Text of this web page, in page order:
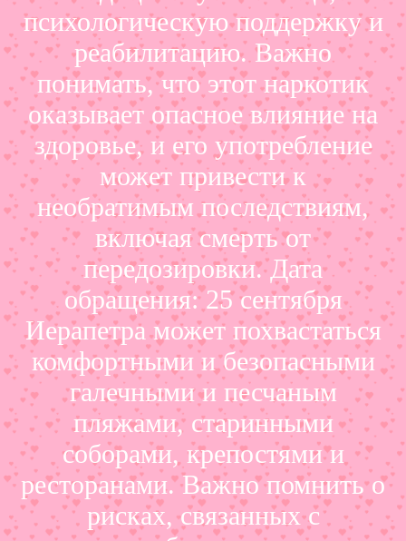
психологическую поддержку и
реабилитацию. Важно
понимать, что этот наркотик
оказывает опасное влияние на
здоровье, и его употребление
может привести к
необратимым последствиям,
включая смерть от
передозировки. Дата
обращения: 25 сентября
Иерапетра может похвастаться
комфортными и безопасными
галечными и песчаным
пляжами, старинными
соборами, крепостями и
ресторанами. Важно помнить о
рисках, связанных с